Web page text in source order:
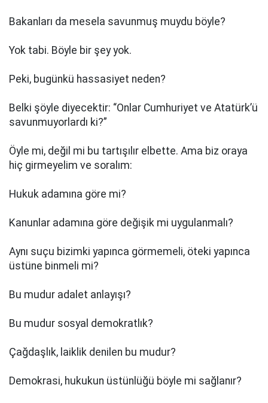
Bakanları da mesela savunmuş muydu böyle?
Yok tabi. Böyle bir şey yok.
Peki, bugünkü hassasiyet neden?
Belki şöyle diyecektir: “Onlar Cumhuriyet ve Atatürk’ü
savunmuyorlardı ki?”
Öyle mi, değil mi bu tartışılır elbette. Ama biz oraya
hiç girmeyelim ve soralım:
Hukuk adamına göre mi?
Kanunlar adamına göre değişik mi uygulanmalı?
Aynı suçu bizimki yapınca görmemeli, öteki yapınca
üstüne binmeli mi?
Bu mudur adalet anlayışı?
Bu mudur sosyal demokratlık?
Çağdaşlık, laiklik denilen bu mudur?
Demokrasi, hukukun üstünlüğü böyle mi sağlanır?